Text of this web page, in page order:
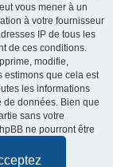
vous mener à un
à votre fournisseur
IP de tous les
de ces conditions.
modifie,
estimons que cela est
les informations
de données. Bien que
sans votre
ne pourront être